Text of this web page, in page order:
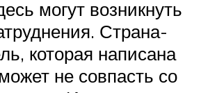
могут возникнуть
Страна-
которая написана
не совпасть со